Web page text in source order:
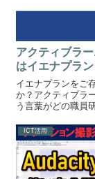
アクティブラ
はイエナプラン
イエナプランをご
か？アクティブラ
う言葉がどの職員
験や経験、話し合
に方向転換してい
本の教育です。そ
外のある取り組み
います。それが、
ICT活用